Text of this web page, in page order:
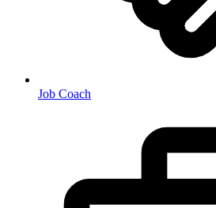
Job Coach